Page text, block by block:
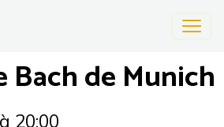
Bach de Munich
à 20:00